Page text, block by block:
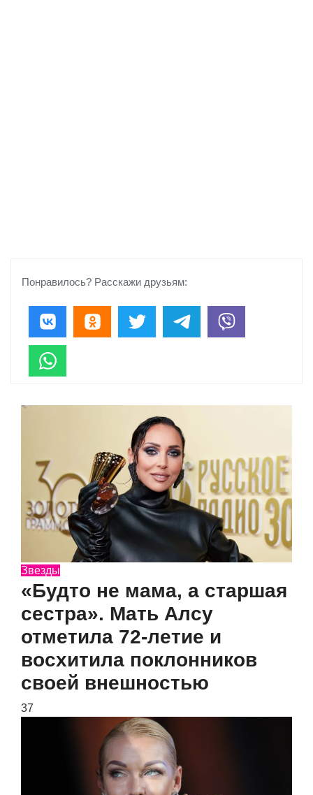
Понравилось? Расскажи друзьям:
Звезды
«Будто не мама, а старшая
сестра». Мать Алсу
отметила 72-летие и
восхитила поклонников
своей внешностью
37